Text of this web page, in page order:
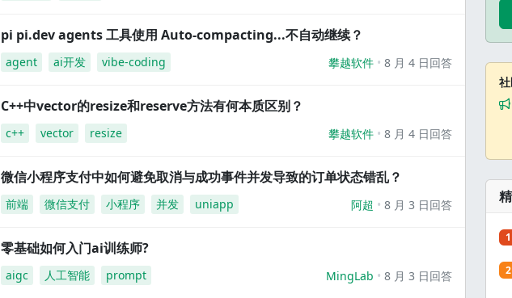
pi pi.dev agents 工具使用 Auto-compacting...不自动继续？
agent ai开发 vibe-coding 攀越软件 8 月 4 日回答
C++中vector的resize和reserve方法有何本质区别？
c++ vector resize 攀越软件 8 月 4 日回答
微信小程序支付中如何避免取消与成功事件并发导致的订单状态错乱？
前端 微信支付 小程序 并发 uniapp 阿超 8 月 3 日回答
零基础如何入门ai训练师?
aigc 人工智能 prompt MingLab 8 月 3 日回答
1
2